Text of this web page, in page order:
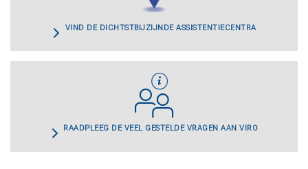
VIND DE DICHTSTBIJZIJNDE ASSISTENTIECENTRA
RAADPLEEG DE VEEL GESTELDE VRAGEN AAN VIRO